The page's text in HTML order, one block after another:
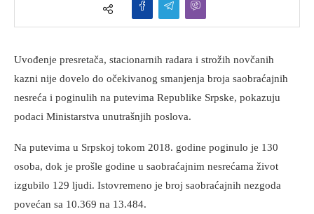
Uvođenje presretača, stacionarnih radara i strožih novčanih
kazni nije dovelo do očekivanog smanjenja broja saobraćajnih
nesreća i poginulih na putevima Republike Srpske, pokazuju
podaci Ministarstva unutrašnjih poslova.
Na putevima u Srpskoj tokom 2018. godine poginulo je 130
osoba, dok je prošle godine u saobraćajnim nesrećama život
izgubilo 129 ljudi. Istovremeno je broj saobraćajnih nezgoda
povećan sa 10.369 na 13.484.